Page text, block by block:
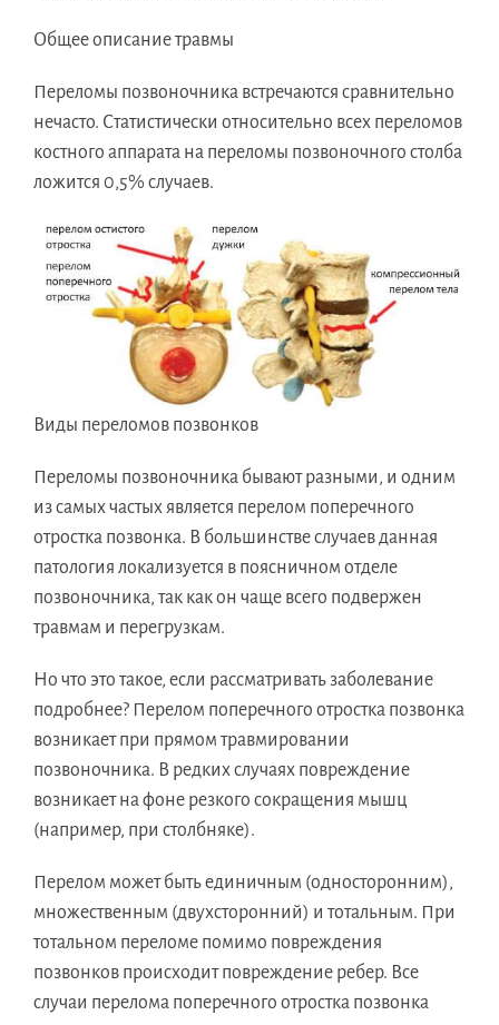
Общее описание травмы
Переломы позвоночника встречаются сравнительно
нечасто. Статистически относительно всех переломов
костного аппарата на переломы позвоночного столба
ложится 0,5% случаев.
Виды переломов позвонков
Переломы позвоночника бывают разными, и одним
из самых частых является перелом поперечного
отростка позвонка. В большинстве случаев данная
патология локализуется в поясничном отделе
позвоночника, так как он чаще всего подвержен
травмам и перегрузкам.
Но что это такое, если рассматривать заболевание
подробнее? Перелом поперечного отростка позвонка
возникает при прямом травмировании
позвоночника. В редких случаях повреждение
возникает на фоне резкого сокращения мышц
(например, при столбняке).
Перелом может быть единичным (односторонним),
множественным (двухсторонний) и тотальным. При
тотальном переломе помимо повреждения
позвонков происходит повреждение ребер. Все
случаи перелома поперечного отростка позвонка